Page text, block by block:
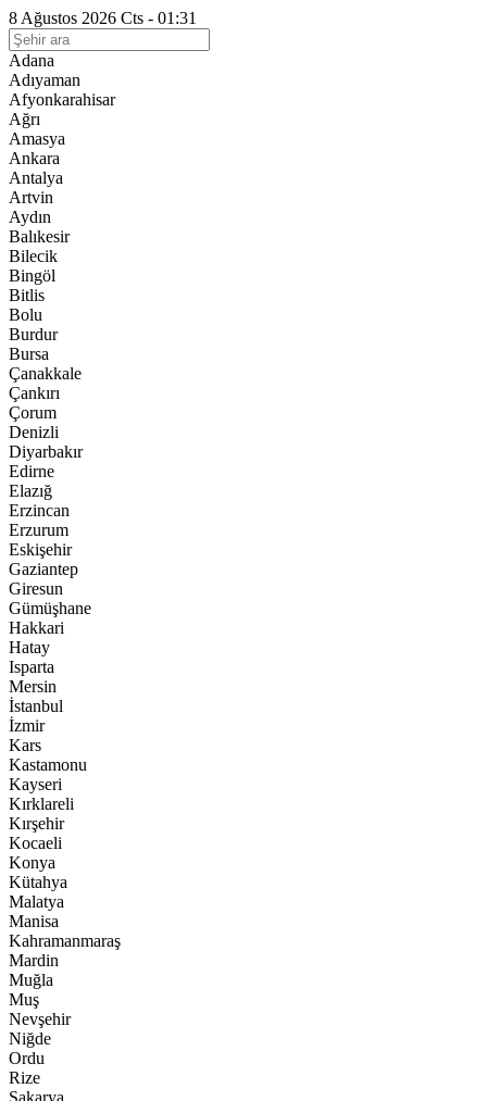
8 Ağustos 2026 Cts - 01:31
Adana
Adıyaman
Afyonkarahisar
Ağrı
Amasya
Ankara
Antalya
Artvin
Aydın
Balıkesir
Bilecik
Bingöl
Bitlis
Bolu
Burdur
Bursa
Çanakkale
Çankırı
Çorum
Denizli
Diyarbakır
Edirne
Elazığ
Erzincan
Erzurum
Eskişehir
Gaziantep
Giresun
Gümüşhane
Hakkari
Hatay
Isparta
Mersin
İstanbul
İzmir
Kars
Kastamonu
Kayseri
Kırklareli
Kırşehir
Kocaeli
Konya
Kütahya
Malatya
Manisa
Kahramanmaraş
Mardin
Muğla
Muş
Nevşehir
Niğde
Ordu
Rize
Sakarya